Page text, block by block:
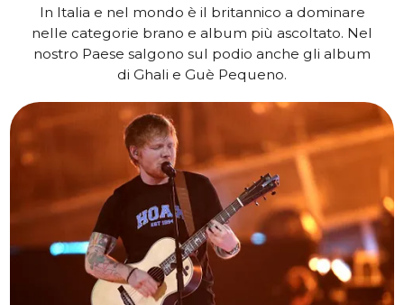
In Italia e nel mondo è il britannico a dominare
nelle categorie brano e album più ascoltato. Nel
nostro Paese salgono sul podio anche gli album
di Ghali e Guè Pequeno.